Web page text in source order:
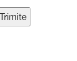
Trimite